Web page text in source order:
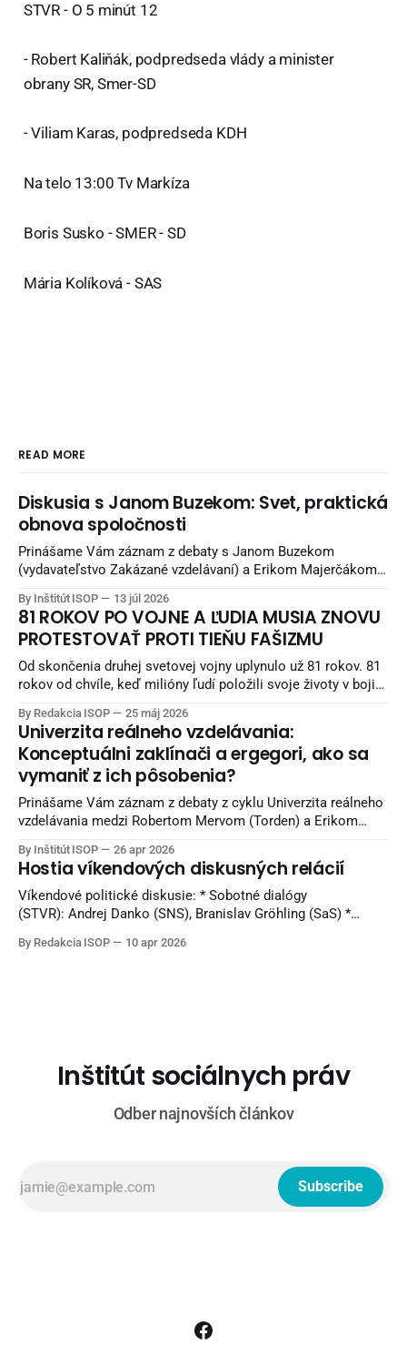
STVR - O 5 minút 12
- Robert Kaliňák, podpredseda vlády a minister
obrany SR, Smer-SD
- Viliam Karas, podpredseda KDH
Na telo 13:00 Tv Markíza
Boris Susko - SMER - SD
Mária Kolíková - SAS
READ MORE
Diskusia s Janom Buzekom: Svet, praktická
obnova spoločnosti
Prinášame Vám záznam z debaty s Janom Buzekom
(vydavateľstvo Zakázané vzdelávaní) a Erikom Majerčákom
nadväzuje na debatu zo staršieho obdobia a pokračuje
potom aj unikátnymi pohľadmi Jana Buzeka - čo sa snažiť
robiť, aby sme žili lepšie. Diskusia sa nahrávala v Reštaurácii
Kozlovňa v Košiciach.
By Inštitút ISOP 13 júl 2026
81 ROKOV PO VOJNE A ĽUDIA MUSIA ZNOVU
PROTESTOVAŤ PROTI TIEŇU FAŠIZMU
Od skončenia druhej svetovej vojny uplynulo už 81 rokov. 81
rokov od chvíle, keď milióny ľudí položili svoje životy v boji
Naši starí otcovia bojovali v horách, partizáni umierali za
slobodu, mestá boli vypaľované a celé rodiny ničila vojna.
Európa bola zaplnená krvou
By Redakcia ISOP 25 máj 2026
Univerzita reálneho vzdelávania:
Konceptuálni zaklínači a ergegori, ako sa
vymaniť z ich pôsobenia?
Prinášame Vám záznam z debaty z cyklu Univerzita reálneho
vzdelávania medzi Robertom Mervom (Torden) a Erikom
Kozlovňa v Košiciach. Knihy z vydavateľstva Torden si viete
objednať na INLIBRI online kníhkupectve. Naši sledovatelia
môžu využiť 7 percentnú zľavu. Pri nákupe použite kupón:
ISOPYT-7
By Inštitút ISOP 26 apr 2026
Hostia víkendových diskusných relácií
Víkendové politické diskusie: * Sobotné dialógy
(STVR): Andrej Danko (SNS), Branislav Gröhling (SaS) *
(TA3): Rudolf Huliak (Strana vidieka), Tamara Stohlová (PS) *
By Redakcia ISOP 10 apr 2026
Inštitút sociálnych práv
Odber najnovších článkov
Subscribe